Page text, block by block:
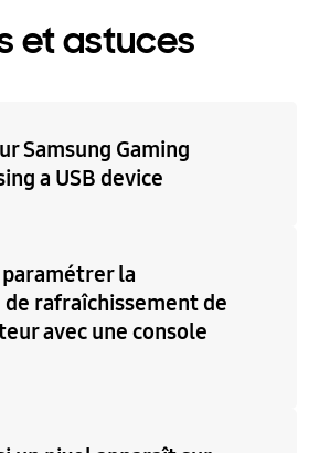
et astuces
Samsung Gaming
a USB device
la
rafraîchissement de
avec une console